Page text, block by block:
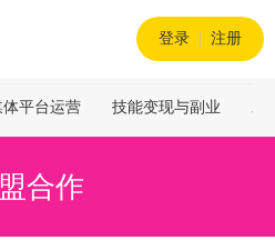
登录 注册
平台运营 技能变现与副业
合作